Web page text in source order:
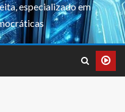
especializado em